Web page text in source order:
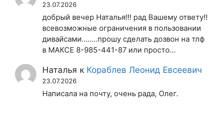
23.07.2026
добрый вечер Наталья!!! рад Вашему ответу!!
всевозможные ограничения в пользовании
дивайсами........прошу сделать дозвон на тлф
в МАКСЕ 8-985-441-87 или просто…
Наталья к Кораблев Леонид Евсеевич
23.07.2026
Написала на почту, очень рада, Олег.